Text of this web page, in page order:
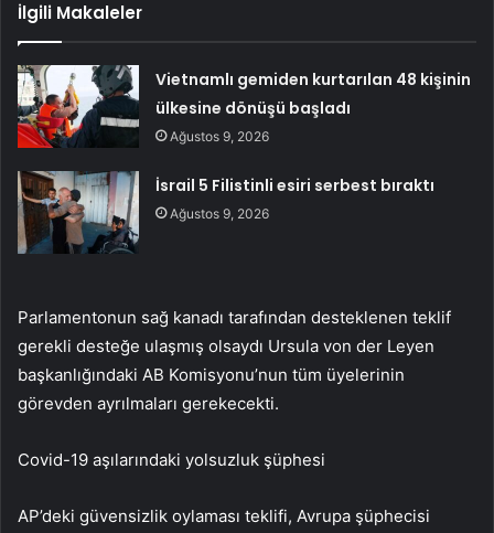
İlgili Makaleler
Vietnamlı gemiden kurtarılan 48 kişinin
ülkesine dönüşü başladı
Ağustos 9, 2026
İsrail 5 Filistinli esiri serbest bıraktı
Ağustos 9, 2026
Parlamentonun sağ kanadı tarafından desteklenen teklif
gerekli desteğe ulaşmış olsaydı Ursula von der Leyen
başkanlığındaki AB Komisyonu’nun tüm üyelerinin
görevden ayrılmaları gerekecekti.
Covid-19 aşılarındaki yolsuzluk şüphesi
AP’deki güvensizlik oylaması teklifi, Avrupa şüphecisi